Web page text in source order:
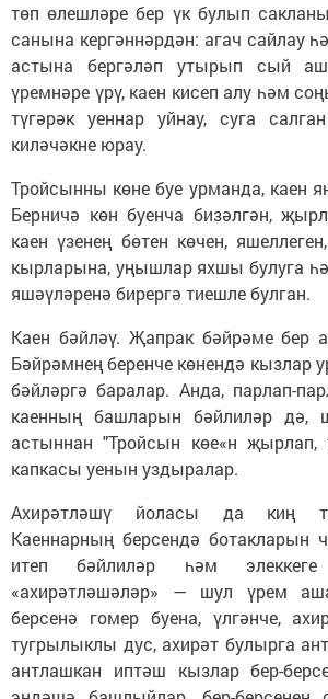
төп өлешләре бер үк булып
санына кергәннәрдән: агач сайлау
астына бергәләп утырып сый
үремнәре үрү, каен кисеп алу һәм
түгәрәк уеннар уйнау, суга
киләчәкне юрау.
Тройсынны көне буе урманда, каен
Берничә көн буенча бизәлгән,
каен үзенең бөтен көчен,
кырларына, уңышлар яхшы булуга
яшәүләренә бирергә тиешле булган.
Каен бәйләү. Җапрак бәйрәме бер
Бәйрәмнең беренче көнендә кызлар
бәйләргә баралар. Анда, парлап-
каенның башларын бәйлиләр дә,
астыннан "Тройсын көе«н җырлап,
капкасы уенын уздыралар.
Ахирәтләшү йоласы да киң
Каеннарның берсендә ботакларын
итеп бәйлиләр һәм
«ахирәтләшәләр» — шул үрем
берсенә гомер буена, үлгәнче,
тугрылыклы дус, ахирәт булырга
антлашкан иптәш кызлар бер-